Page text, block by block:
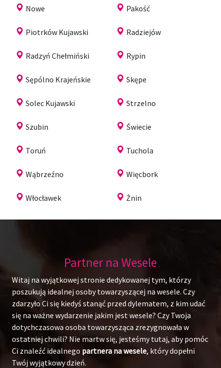
Nowe Pakość
Piotrków Kujawski Radziejów
Radzyń Chełmiński Rypin
Sępólno Krajeńskie Skępe
Solec Kujawski Strzelno
Szubin Świecie
Toruń Tuchola
Wąbrzeźno Więcbork
Włocławek Żnin
Partner na Wesele
Witaj na wyjątkowej stronie dedykowanej tym, którzy
poszukują idealnej osoby towarzyszącej na wesele. Czy
zdarzyło Ci się kiedyś stanąć przed dylematem, z kim udać
się na ważne wydarzenie jakim jest wesele? Czy Twoja
dotychczasowa osoba towarzysząca zrezygnowała w
ostatniej chwili? Nie martw się, jesteśmy tutaj, aby pomóc
Ci znaleźć idealnego partnera na wesele, który dopełni
Twój wyjątkowy dzień.